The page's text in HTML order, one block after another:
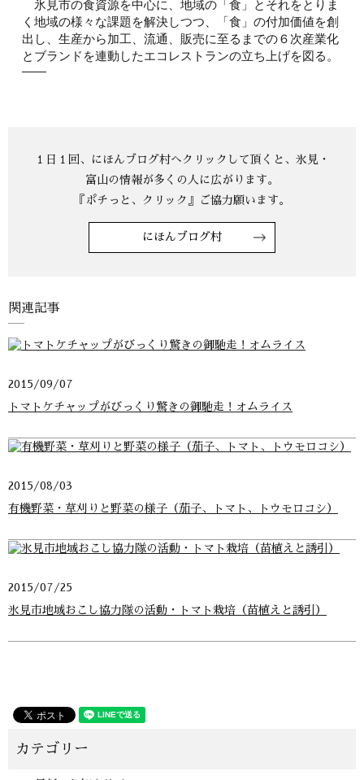
氷見市の食資源を中心に、地域の「食」とそれをとりま
く地域の様々な課題を解決しつつ、「食」の付加価値を創
出し、生産から加工、流通、販売に至るまでの６次産業化
とブランドを連動したエコレストランの立ち上げを図る。
にほんブログ村
関連記事
2015/09/07
トマトケチャップがびっくり驚きの御馳走！オムライス
2015/08/03
有機野菜・草刈りと野菜の様子（茄子、トマト、トウモロコシ）
2015/07/25
氷見市地域おこし協力隊の活動・トマト栽培（苗植えと誘引）